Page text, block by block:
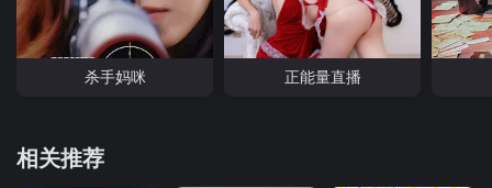
杀手妈咪 正能量直播
相关推荐